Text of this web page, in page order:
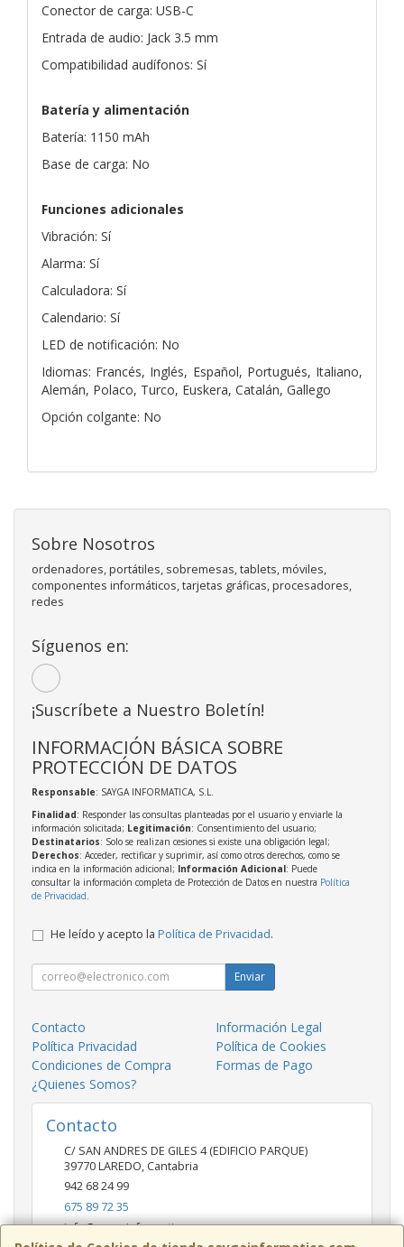
Conector de carga: USB-C
Entrada de audio: Jack 3.5 mm
Compatibilidad audífonos: Sí
Batería y alimentación
Batería: 1150 mAh
Base de carga: No
Funciones adicionales
Vibración: Sí
Alarma: Sí
Calculadora: Sí
Calendario: Sí
LED de notificación: No
Idiomas: Francés, Inglés, Español, Portugués, Italiano,
Alemán, Polaco, Turco, Euskera, Catalán, Gallego
Opción colgante: No
Sobre Nosotros
ordenadores, portátiles, sobremesas, tablets, móviles,
componentes informáticos, tarjetas gráficas, procesadores,
redes
Síguenos en:
¡Suscríbete a Nuestro Boletín!
INFORMACIÓN BÁSICA SOBRE
PROTECCIÓN DE DATOS
Responsable: SAYGA INFORMATICA, S.L.
Finalidad: Responder las consultas planteadas por el usuario y enviarle la
información solicitada; Legitimación: Consentimiento del usuario;
Destinatarios: Solo se realizan cesiones si existe una obligación legal;
Derechos: Acceder, rectificar y suprimir, así como otros derechos, como se
indica en la información adicional; Información Adicional: Puede
consultar la información completa de Protección de Datos en nuestra Política
de Privacidad
He leído y acepto la Política de Privacidad.
Enviar
Contacto
Información Legal
Política Privacidad
Política de Cookies
Condiciones de Compra
Formas de Pago
¿Quienes Somos?
Contacto
C/ SAN ANDRES DE GILES 4 (EDIFICIO PARQUE)
39770LAREDO, Cantabria
942 68 24 99
675 89 72 35
info@saygainformatica.com